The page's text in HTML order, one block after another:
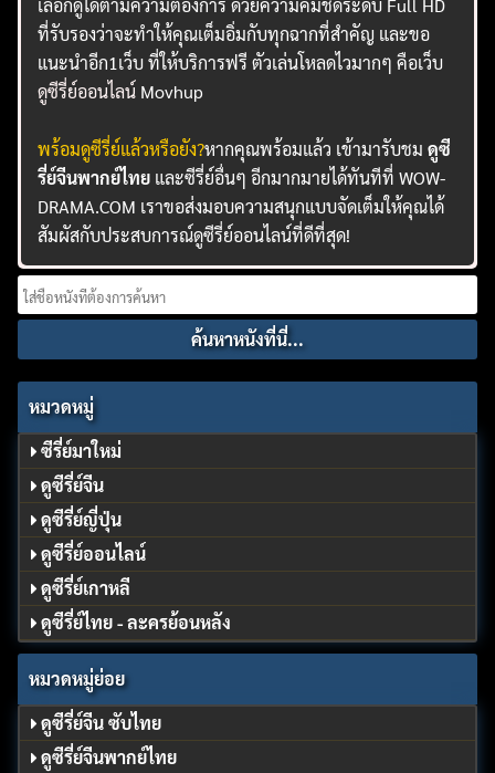
เลือกดูได้ตามความต้องการ ด้วยความคมชัดระดับ Full HD
ที่รับรองว่าจะทำให้คุณเต็มอิ่มกับทุกฉากที่สำคัญ และขอ
แนะนำอีก1เว็บ ที่ให้บริการฟรี ตัวเล่นโหลดไวมากๆ คือเว็บ
ดูซีรี่ย์ออนไลน์ Movhup
พร้อมดูซีรี่ย์แล้วหรือยัง?หากคุณพร้อมแล้ว เข้ามารับชมดูซี
รี่ย์จีนพากย์ไทย และซีรี่ย์อื่นๆ อีกมากมายได้ทันทีที่ WOW-
DRAMA.COM เราขอส่งมอบความสนุกแบบจัดเต็มให้คุณได้
สัมผัสกับประสบการณ์ดูซีรี่ย์ออนไลน์ที่ดีที่สุด!
Search
for:
หมวดหมู่
ซีรี่ย์มาใหม่
ดูซีรี่ย์จีน
ดูซีรี่ย์ญี่ปุ่น
ดูซีรี่ย์ออนไลน์
ดูซีรี่ย์เกาหลี
ดูซีรี่ย์ไทย - ละครย้อนหลัง
หมวดหมู่ย่อย
ดูซีรี่ย์จีน ซับไทย
ดูซีรี่ย์จีนพากย์ไทย